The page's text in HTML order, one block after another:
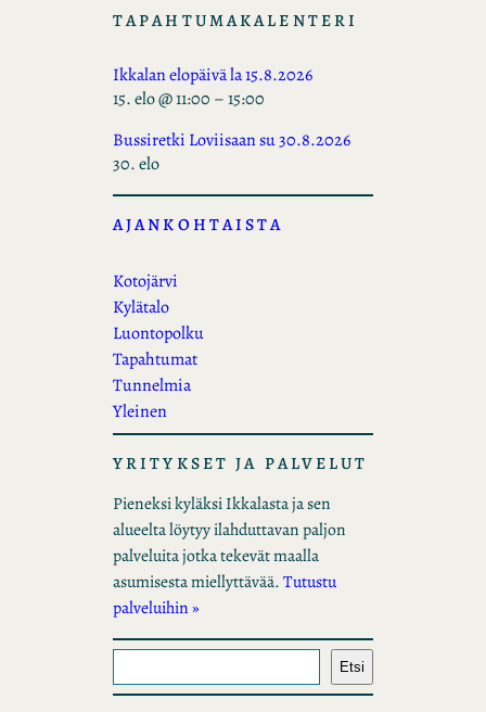
TAPAHTUMAKALENTERI
Ikkalan elopäivä la 15.8.2026
15. elo @ 11:00 –15:00
Bussiretki Loviisaan su 30.8.2026
30. elo
AJANKOHTAISTA
Kotojärvi
Kylätalo
Luontopolku
Tapahtumat
Tunnelmia
Yleinen
YRITYKSET JA PALVELUT
Pieneksi kyläksi Ikkalasta ja sen
alueelta löytyy ilahduttavan paljon
palveluita jotka tekevät maalla
asumisesta miellyttävää.Tutustu
palveluihin »
t
Etsi